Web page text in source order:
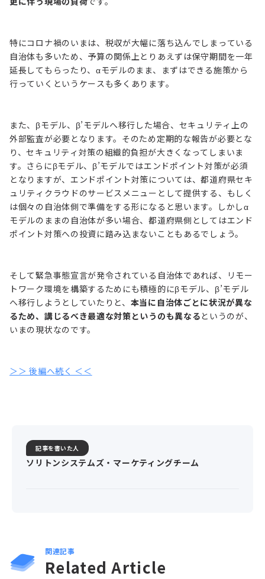
特にコロナ禍のいまは、税収が大幅に落ち込んでしまっている
自治体も多いため、予算の関係上とりあえずは保守期間を一年
延長してもらったり、αモデルのまま、まずはできる施策から
行っていくというケースも多くあります。
また、βモデル、β’モデルへ移行した場合、セキュリティ上の
外部監査が必要となります。そのため定期的な報告が必要とな
り、セキュリティ対策の組織的負担が大きくなってしまいま
す。さらにβモデル、β’モデルではエンドポイント対策が必須
となりますが、エンドポイント対策については、都道府県セキ
ュリティクラウドのサービスメニューとして提供する、もしく
は個々の自治体側で準備をする形になると思います。しかしα
モデルのままの自治体が多い場合、都道府県側としてはエンド
ポイント対策への投資に踏み込まないこともあるでしょう。
そして緊急事態宣言が発令されている自治体であれば、リモー
トワーク環境を構築するためにも積極的にβモデル、β’モデル
へ移行しようとしていたりと、 本当に自治体ごとに状況が異な
るため、講じるべき最適な対策というのも異なるというのが、
いまの現状なのです。
＞＞ 後編へ続く ＜＜
記事を書いた人
ソリトンシステムズ・マーケティングチーム
関連記事
Related Article